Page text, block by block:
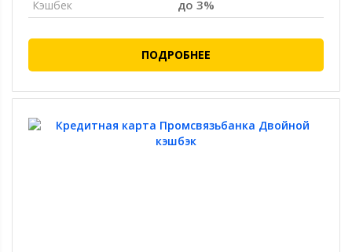
Кэшбек до 3%
ПОДРОБНЕЕ